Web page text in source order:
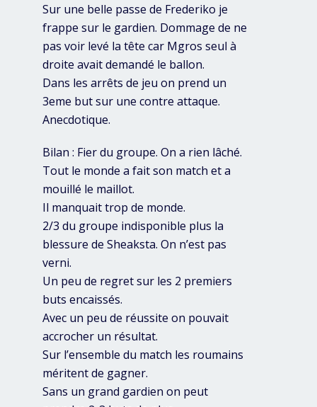
Sur une belle passe de Frederiko je
frappe sur le gardien. Dommage de ne
pas voir levé la tête car Mgros seul à
droite avait demandé le ballon.
Dans les arrêts de jeu on prend un
3eme but sur une contre attaque.
Anecdotique.
Bilan : Fier du groupe. On a rien lâché.
Tout le monde a fait son match et a
mouillé le maillot.
Il manquait trop de monde.
2/3 du groupe indisponible plus la
blessure de Sheaksta. On n’est pas
verni.
Un peu de regret sur les 2 premiers
buts encaissés.
Avec un peu de réussite on pouvait
accrocher un résultat.
Sur l’ensemble du match les roumains
méritent de gagner.
Sans un grand gardien on peut